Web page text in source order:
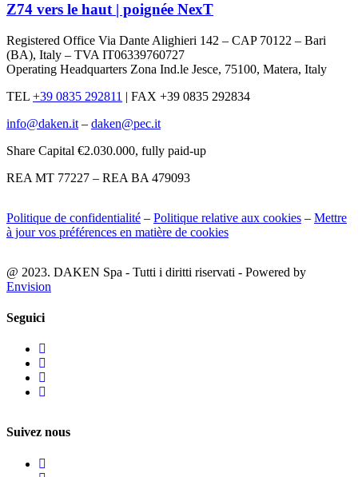
Z74 vers le haut | poignée NexT
Registered Office Via Dante Alighieri 142 – CAP 70122 – Bari
(BA), Italy – TVA IT06339760727
Operating Headquarters Zona Ind.le Jesce, 75100, Matera, Italy
TEL +39 0835 292811 | FAX +39 0835 292834
info@daken.it – daken@pec.it
Share Capital €2.030.000, fully paid-up
REA MT 77227 – REA BA 479093
Politique de confidentialité – Politique relative aux cookies – Mettre
à jour vos préférences en matière de cookies
@ 2023. DAKEN Spa - Tutti i diritti riservati - Powered by
Envision
Seguici
Suivez nous